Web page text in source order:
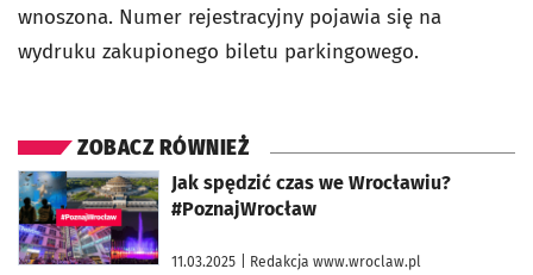
wnoszona. Numer rejestracyjny pojawia się na
wydruku zakupionego biletu parkingowego.
ZOBACZ RÓWNIEŻ
Jak spędzić czas we Wrocławiu?
#PoznajWrocław
11.03.2025 | Redakcja www.wroclaw.pl
otworzy się w nowej karcie